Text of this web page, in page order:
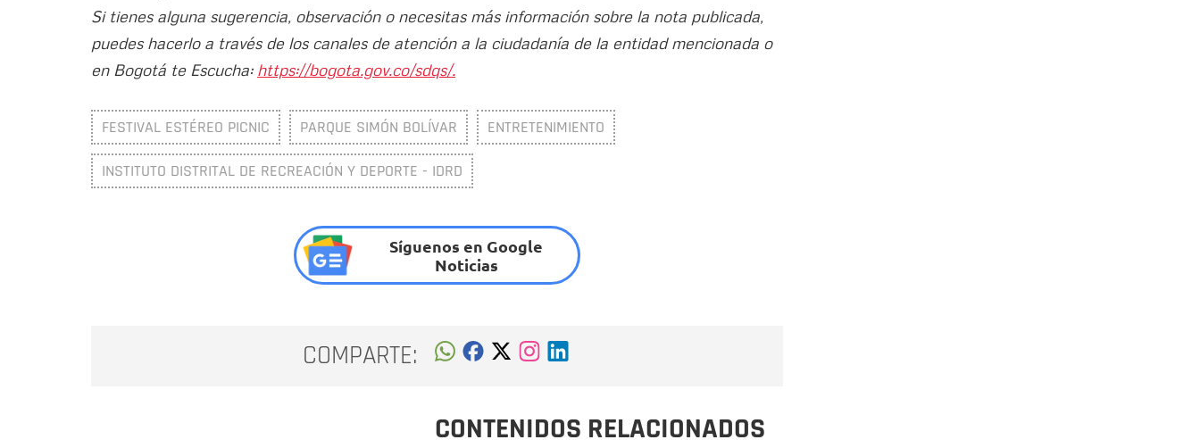
Si tienes alguna sugerencia, observación o necesitas más información sobre la nota publicada,
puedes hacerlo a través de los canales de atención a la ciudadanía de la entidad mencionada o
en Bogotá te Escucha: https://bogota.gov.co/sdqs/.
FESTIVAL ESTÉREO PICNIC PARQUE SIMÓN BOLÍVAR ENTRETENIMIENTO
INSTITUTO DISTRITAL DE RECREACIÓN Y DEPORTE - IDRD
Síguenos en Google
Noticias
COMPARTE:
CONTENIDOS RELACIONADOS